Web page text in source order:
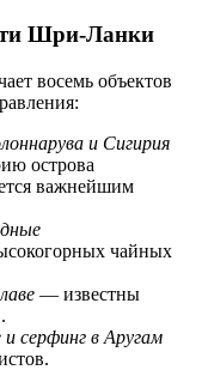
Шри-Ланки
восемь объектов
и Сигирия
острова
важнейшим
чайных
— известны
серфинг в Аругам